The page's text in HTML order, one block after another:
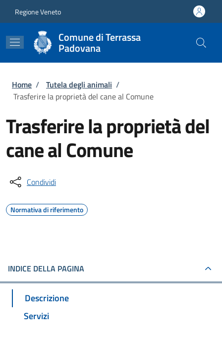
Regione Veneto
Comune di Terrassa
Padovana
Briciole di pane
Home / Tutela degli animali /
Trasferire la proprietà del cane al Comune
Trasferire la proprietà del
cane al Comune
Condividi
Normativa di riferimento
INDICE DELLA PAGINA
Descrizione
Servizi